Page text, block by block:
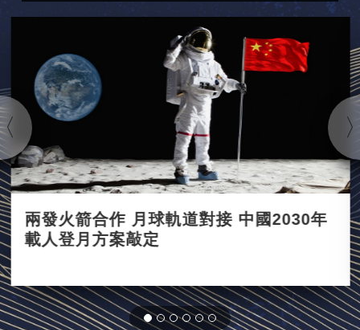
兩發火箭合作 月球軌道對接 中國2030年
載人登月方案敲定